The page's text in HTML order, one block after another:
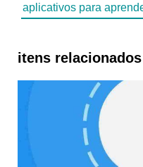
aplicativos para
itens relacionados